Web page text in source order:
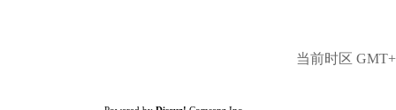
当前时区